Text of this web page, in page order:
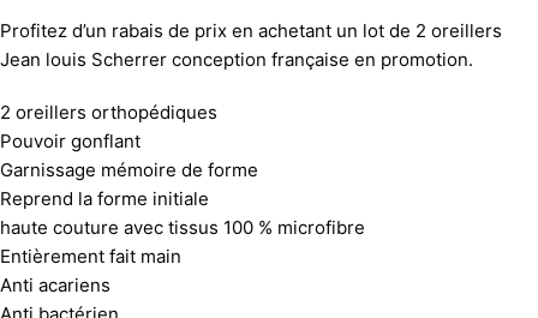
Profitez d’un rabais de prix en achetant un lot de 2 oreillers
Jean louis Scherrer conception française en promotion.
2 oreillers orthopédiques
Pouvoir gonflant
Garnissage mémoire de forme
Reprend la forme initiale
haute couture avec tissus 100 % microfibre
Entièrement fait main
Anti acariens